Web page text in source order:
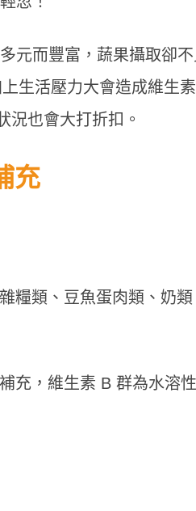
元而豐富，蔬果攝取卻
生活壓力大會造成維生
況也會大打折扣。
充
糧類、豆魚蛋肉類、奶
充，維生素 B 群為水溶性